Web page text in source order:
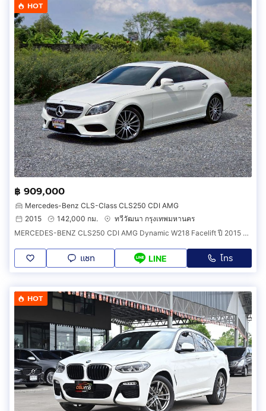
HOT
฿ 909,000
Mercedes-Benz CLS-Class CLS250 CDI AMG
2015
142,000 กม.
ทวีวัฒนา กรุงเทพมหานคร
MERCEDES-BENZ CLS250 CDI AMG Dynamic W218 Facelift ปี 2015 สปอร์ตคูเป้ดีเซลสุดหรู แรง ประหยัด
แชท LINE โทร
HOT